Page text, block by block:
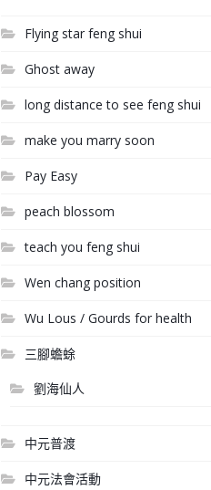
Flying star feng shui
Ghost away
long distance to see feng shui
make you marry soon
Pay Easy
peach blossom
teach you feng shui
Wen chang position
Wu Lous / Gourds for health
三腳蟾蜍
劉海仙人
中元普渡
中元法會活動